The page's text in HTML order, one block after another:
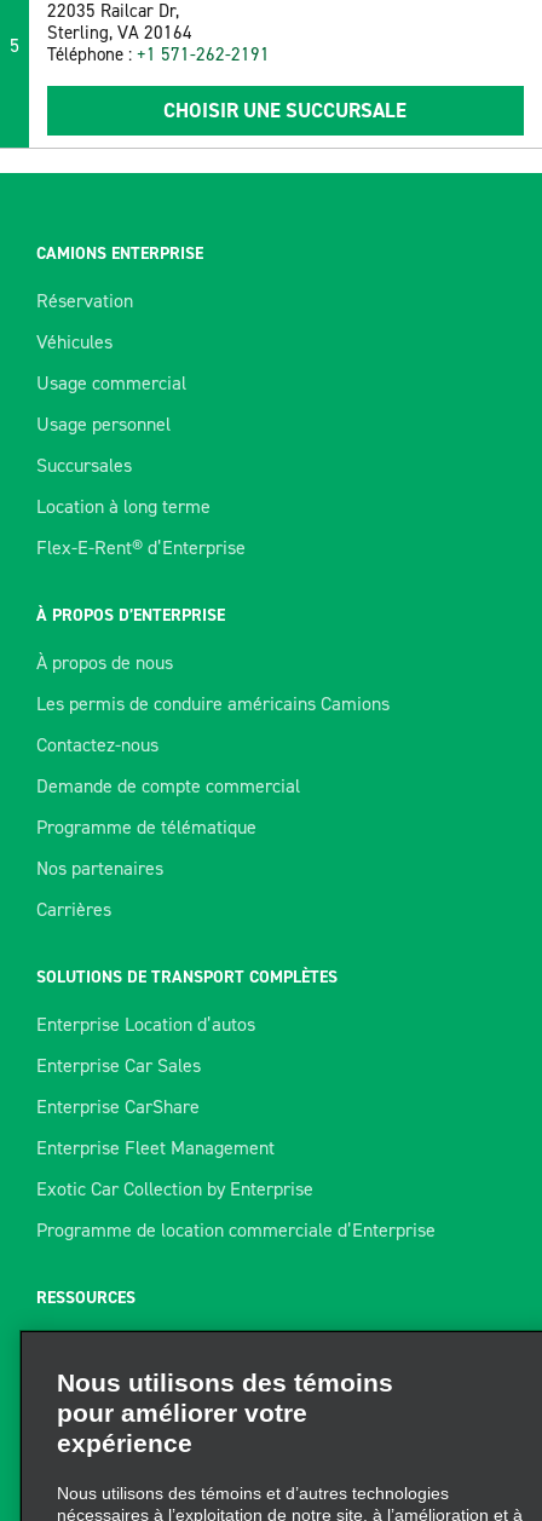
5
22035 Railcar Dr,
Sterling, VA 20164
Téléphone : +1 571-262-2191
CHOISIR UNE SUCCURSALE
CAMIONS ENTERPRISE
Réservation
Véhicules
Usage commercial
Usage personnel
Succursales
Location à long terme
Flex-E-Rent® d’Enterprise
À PROPOS D’ENTERPRISE
À propos de nous
Les permis de conduire américains Camions
Contactez-nous
Demande de compte commercial
Programme de télématique
Nos partenaires
Carrières
SOLUTIONS DE TRANSPORT COMPLÈTES
Enterprise Location d’autos
Enterprise Car Sales
Enterprise CarShare
Enterprise Fleet Management
Exotic Car Collection by Enterprise
Programme de location commerciale d’Enterprise
RESSOURCES
Plan du site
Guide de remorquage
Trouver un reçu
Nous utilisons des témoins
pour améliorer votre
expérience
Nous utilisons des témoins et d’autres technologies
nécessaires à l’exploitation de notre site, à l’amélioration et à